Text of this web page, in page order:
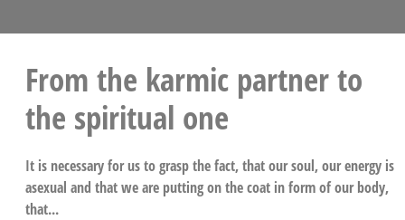
From the karmic partner to
the spiritual one
It is necessary for us to grasp the fact, that our soul, our energy is
asexual and that we are putting on the coat in form of our body,
that...